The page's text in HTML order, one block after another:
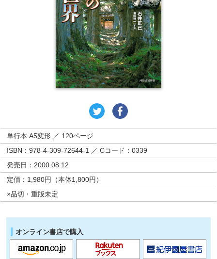
単行本 A5変形 ／ 120ページ
ISBN：978-4-309-72644-1 ／ Cコード：0339
発売日：2000.08.12
定価：1,980円（本体1,800円）
×品切・重版未定
オンライン書店で購入